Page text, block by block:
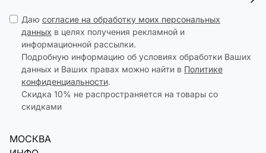
Даю согласие на обработку моих персональных
данных в целях получения рекламной и
информационной рассылки.
Подробную информацию об условиях обработки Ваших
данных и Ваших правах можно найти в Политике
конфиденциальности.
Скидка 10% не распространяется на товары со
скидками
МОСКВА